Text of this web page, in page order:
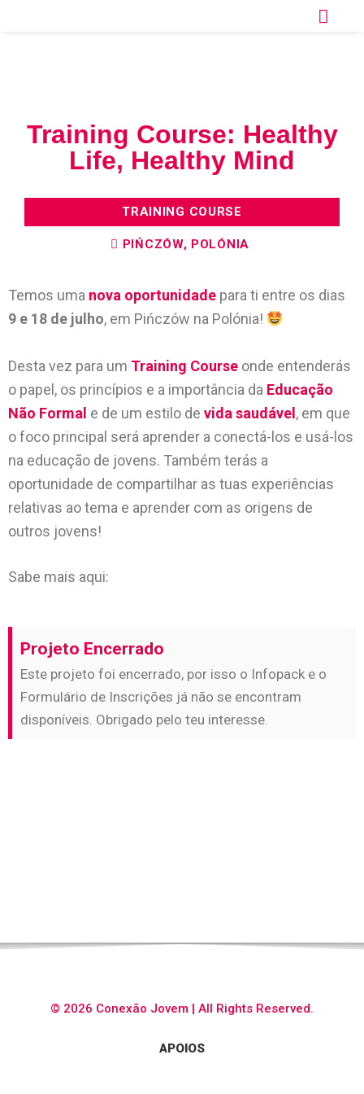
Training Course: Healthy
Life, Healthy Mind
TRAINING COURSE
PIŃCZÓW, POLÓNIA
Temos uma nova oportunidade para ti entre os dias
9 e 18 de julho, em Pińczów na Polónia!
Desta vez para um Training Course onde entenderás
o papel, os princípios e a importância da Educação
Não Formal e de um estilo de vida saudável , em que
o foco principal será aprender a conectá-los e usá-los
na educação de jovens. Também terás a
oportunidade de compartilhar as tuas experiências
relativas ao tema e aprender com as origens de
outros jovens!
Sabe mais aqui:
Projeto Encerrado
Este projeto foi encerrado, por isso o Infopack e o
Formulário de Inscrições já não se encontram
disponíveis. Obrigado pelo teu interesse.
© 2026 Conexão Jovem | All Rights Reserved.
APOIOS